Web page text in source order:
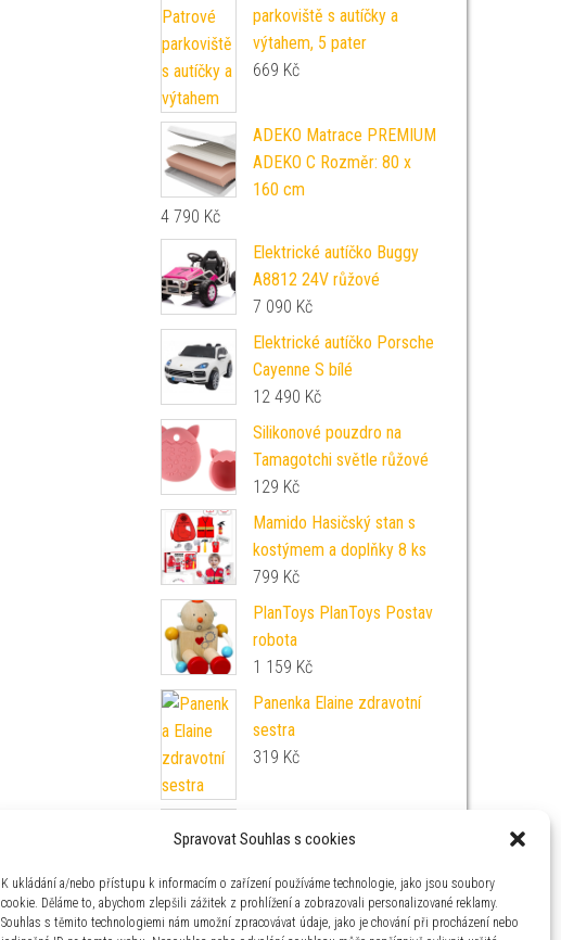
Spravovat Souhlas s cookies
K ukládání a/nebo přístupu k informacím o zařízení používáme technologie, jako jsou soubory
cookie. Děláme to, abychom zlepšili zážitek z prohlížení a zobrazovali personalizované reklamy.
Souhlas s těmito technologiemi nám umožní zpracovávat údaje, jako je chování při procházení nebo
parkoviště s autíčky a
výtahem, 5 pater
669 Kč
ADEKO Matrace PREMIUM
ADEKO C Rozměr: 80 x
160 cm
4 790 Kč
Elektrické autíčko Buggy
A8812 24V růžové
7 090 Kč
Elektrické autíčko Porsche
Cayenne S bílé
12 490 Kč
Silikonové pouzdro na
Tamagotchi světle růžové
129 Kč
Mamido Hasičský stan s
kostýmem a doplňky 8 ks
799 Kč
PlanToys PlanToys Postav
robota
1 159 Kč
Panenka Elaine zdravotní
sestra
319 Kč
Akvarely - Pegas
749Kč